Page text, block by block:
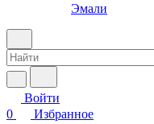
Эмали
Войти
0
Избранное